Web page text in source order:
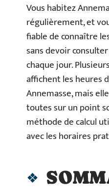
Vous habitez
régulièrement, et
fiable de connaître
sans devoir
chaque jour.
affichent les heures
Annemasse, mais
toutes sur un point
méthode de calcul
avec les horaires